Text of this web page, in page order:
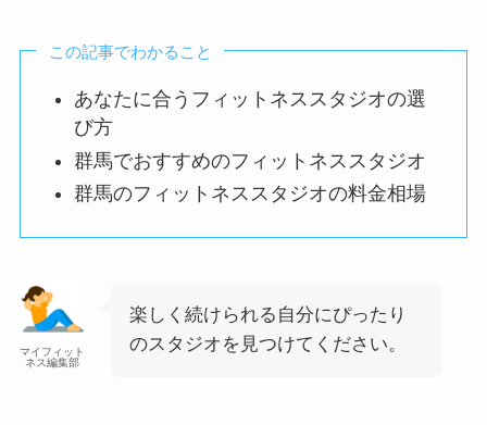
この記事でわかること
あなたに合うフィットネススタジオの選
び方
群馬でおすすめのフィットネススタジオ
群馬のフィットネススタジオの料金相場
マイフィット
ネス編集部
楽しく続けられる自分にぴったり
のスタジオを見つけてください。